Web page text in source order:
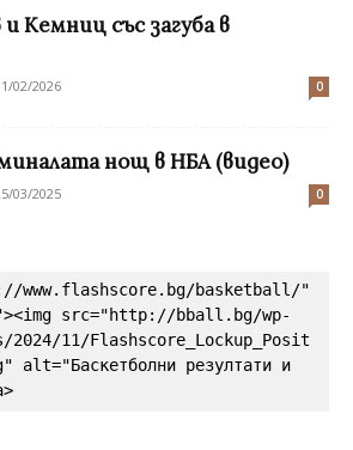
Кемниц със загуба в
02/2026 0
нощ в НБА (видео)
03/2025 0
www.flashscore.bg/basketball/"
src="http://bball.bg/wp-
11/Flashscore_Lockup_Posit
alt="Баскетболни резултати и